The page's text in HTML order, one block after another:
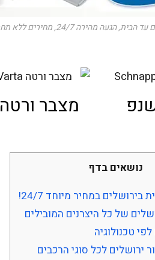
מהירה 24/7, מחירים ללא תחרות!
מצבר ורטה
נושאים בדף
במחיר מיוחד 24/7!
של כל היצרנים המובילים
טכנולוגיה
ירושלים לכל סוגי הרכבים